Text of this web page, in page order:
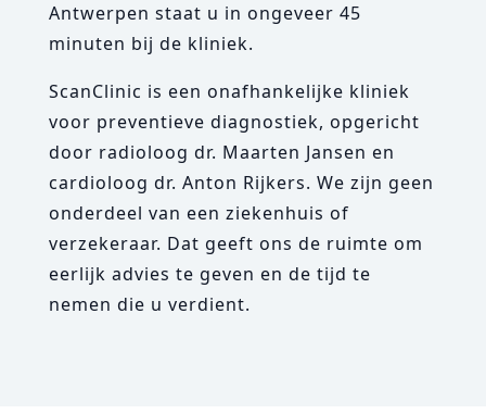
Antwerpen staat u in ongeveer 45
minuten bij de kliniek.
ScanClinic is een onafhankelijke kliniek
voor preventieve diagnostiek, opgericht
door radioloog dr. Maarten Jansen en
cardioloog dr. Anton Rijkers. We zijn geen
onderdeel van een ziekenhuis of
verzekeraar. Dat geeft ons de ruimte om
eerlijk advies te geven en de tijd te
nemen die u verdient.